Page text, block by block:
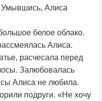
Умывшись, Алиса
белое облако.
Алиса.
расчесала перед
Залюбовалась
Алиса не любила.
подруги. «Не хочу